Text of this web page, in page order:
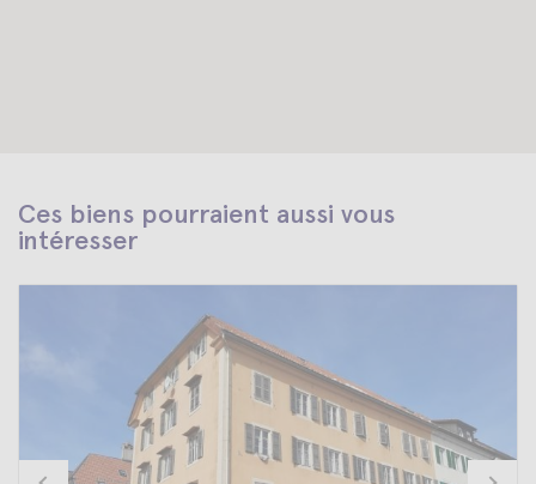
Ces biens pourraient aussi vous
intéresser